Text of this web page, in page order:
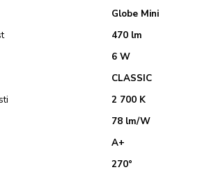
Globe Mini
470 lm
6 W
CLASSIC
2 700 K
78 lm/W
A+
270°